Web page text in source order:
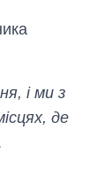
і ми з
де